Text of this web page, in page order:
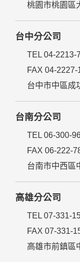
桃園市桃園區
台中分公司
TEL 04-2213-
FAX 04-2227-
台中市中區成
台南分公司
TEL 06-300-
FAX 06-222-
台南市中西區
高雄分公司
TEL 07-331-
FAX 07-331-
高雄市前鎮區